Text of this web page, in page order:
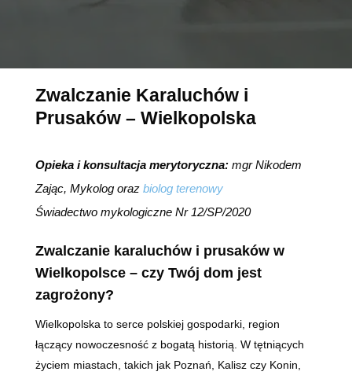
Zwalczanie Karaluchów i
Prusaków – Wielkopolska
Opieka i konsultacja merytoryczna:mgr Nikodem
Zając, Mykolog oraz biolog terenowy
Świadectwo mykologiczne Nr 12/SP/2020
Zwalczanie karaluchów i prusaków w
Wielkopolsce – czy Twój dom jest
zagrożony?
Wielkopolska to serce polskiej gospodarki, region
łączący nowoczesność z bogatą historią. W tętniących
życiem miastach, takich jak Poznań, Kalisz czy Konin,